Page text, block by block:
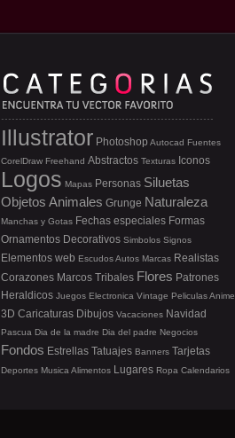
Illustrator Photoshop Autocad Fuentes
CorelDraw Freehand Abstractos Texturas Iconos
Logos Mapas Personas Siluetas
Objetos Animales Grunge Naturaleza
Manchas y Gotas Fechas especiales Formas
Ornamentos Decorativos Simbolos Signos
Elementos web EscudosAutos Marcas Realistas
Corazones Marcos Tribales Flores Patrones
Heraldicos Juegos Electronica Vintage PeliculasAnime
3D Caricaturas Dibujos Vacaciones Navidad
Pascua Dia de la madre Dia del padre Negocios
Fondos Estrellas Tatuajes Banners Tarjetas
Deportes Musica Alimentos Lugares Ropa Calendarios